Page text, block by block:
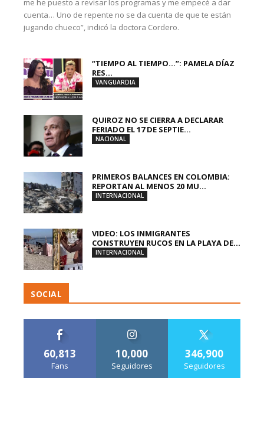
me he puesto a revisar los programas y me empecé a dar
cuenta… Uno de repente no se da cuenta de que te están
jugando chueco”, indicó la doctora Cordero.
“TIEMPO AL TIEMPO…”: PAMELA DÍAZ
RES...
VANGUARDIA
QUIROZ NO SE CIERRA A DECLARAR
FERIADO EL 17 DE SEPTIE...
NACIONAL
PRIMEROS BALANCES EN COLOMBIA:
REPORTAN AL MENOS 20 MU...
INTERNACIONAL
VIDEO: LOS INMIGRANTES
CONSTRUYEN RUCOS EN LA PLAYA DE...
INTERNACIONAL
SOCIAL
60,813
Fans
10,000
Seguidores
346,900
Seguidores